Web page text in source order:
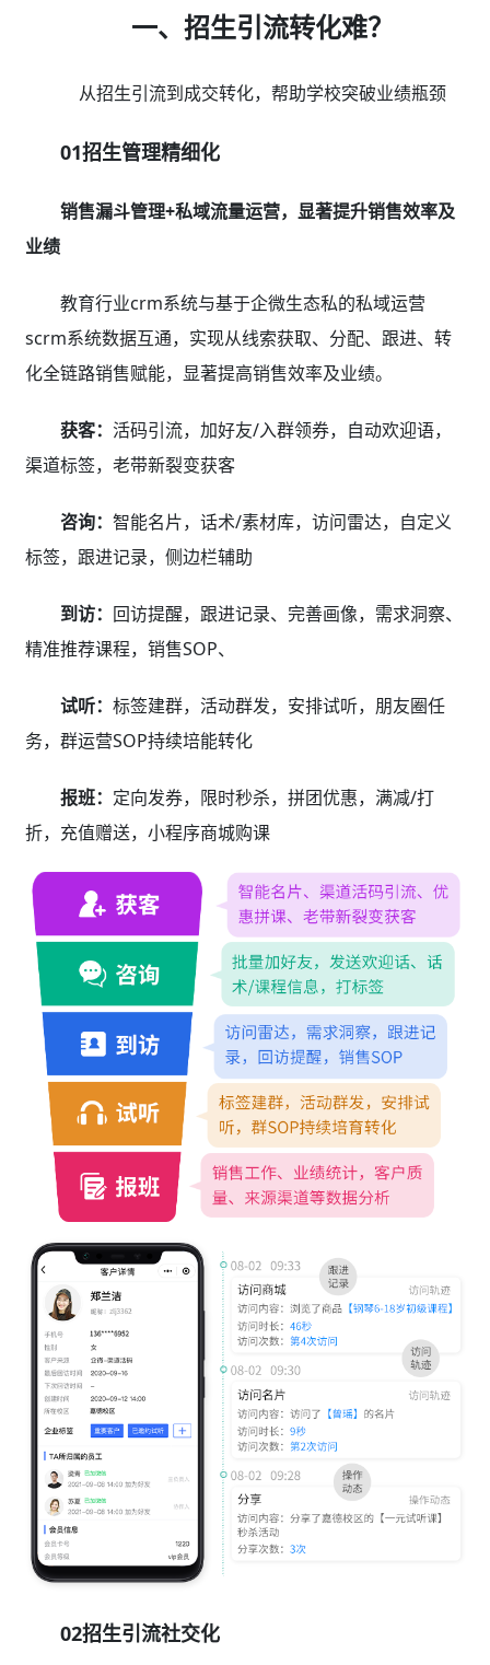
一、招生引流转化难？
从招生引流到成交转化，帮助学校突破业绩瓶颈
01招生管理精细化
销售漏斗管理+私域流量运营，显著提升销售效率及
业绩
教育行业crm系统与基于企微生态私的私域运营
scrm系统数据互通，实现从线索获取、分配、跟进、转
化全链路销售赋能，显著提高销售效率及业绩。
获客： 活码引流，加好友/入群领券，自动欢迎语，
渠道标签，老带新裂变获客
咨询： 智能名片，话术/素材库，访问雷达，自定义
标签，跟进记录，侧边栏辅助
到访： 回访提醒，跟进记录、完善画像，需求洞察、
精准推荐课程，销售SOP、
试听： 标签建群，活动群发，安排试听，朋友圈任
务，群运营SOP持续培能转化
报班： 定向发券，限时秒杀，拼团优惠，满减/打
折，充值赠送，小程序商城购课
02招生引流社交化